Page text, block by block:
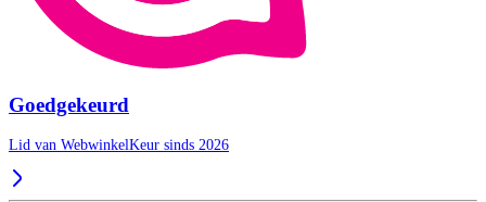
Goedgekeurd
Lid van WebwinkelKeur sinds 2026